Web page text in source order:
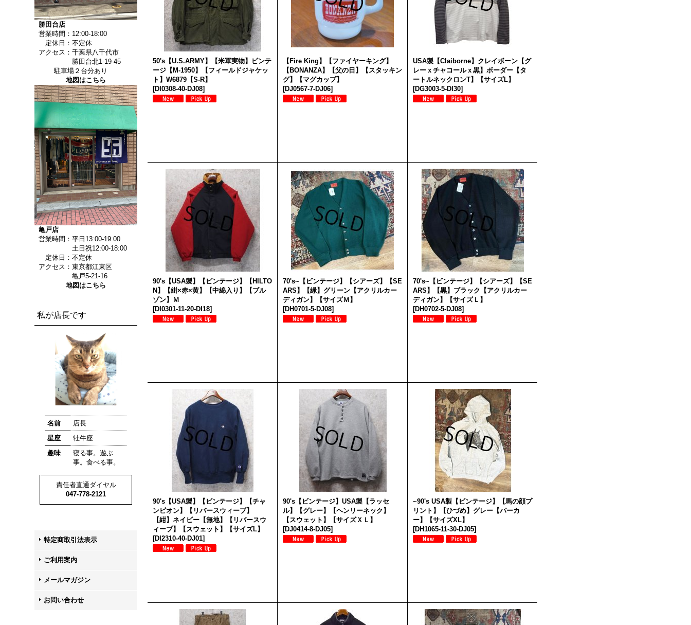
勝田台店
営業時間：12:00-18:00
定休日：不定休
アクセス：千葉県八千代市
勝田台北1-19-45
駐車場２台分あり
地図はこちら
亀戸店
営業時間：平日13:00-19:00
土日祝12:00-18:00
定休日：不定休
アクセス：東京都江東区
亀戸5-21-16
地図はこちら
私が店長です
名前
店長
星座
牡牛座
趣味
寝る事。遊ぶ
事。食べる事。
責任者直通ダイヤル
047-778-2121
特定商取引法表示
ご利用案内
メールマガジン
お問い合わせ
50's【U.S.ARMY】【米軍実物】ビンテ
ージ【M-1950】【フィールドジャケッ
ト】W6879【S-R】
[DI0308-40-DJ08]
【Fire King】【ファイヤーキング】
【BONANZA】【父の日】【スタッキン
グ】【マグカップ】
[DJ0567-7-DJ06]
USA製【Claiborne】クレイボーン【グ
レーｘチャコールｘ黒】ボーダー【タ
ートルネックロンT】【サイズL】
[DG3003-5-DI30]
90's【USA製】【ビンテージ】【HILTO
N】【紺×赤×黄】【中綿入り】【ブル
ゾン】Ｍ
[DI0301-11-20-DI18]
70's~【ビンテージ】【シアーズ】【SE
ARS】【緑】グリーン【アクリルカー
ディガン】【サイズＭ】
[DH0701-5-DJ08]
70's~【ビンテージ】【シアーズ】【SE
ARS】【黒】ブラック【アクリルカー
ディガン】【サイズＬ】
[DH0702-5-DJ08]
90's【USA製】【ビンテージ】【チャ
ンピオン】【リバースウィーブ】
【紺】ネイビー【無地】【リバースウ
ィーブ】【スウェット】【サイズL】
[DI2310-40-DJ01]
90's【ビンテージ】USA製【ラッセ
ル】【グレー】【ヘンリーネック】
【スウェット】【サイズＸＬ】
[DJ0414-8-DJ05]
~90's USA製【ビンテージ】【馬の顔プ
リント】【ひづめ】グレー【パーカ
ー】【サイズXL】
[DH1065-11-30-DJ05]